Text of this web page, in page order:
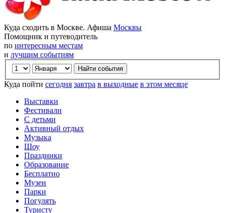
Куда сходить в Москве. Афиша Москвы
Помощник и путеводитель
по интересным местам
и лучшим событиям
Куда пойти сегодня завтра в выходные в этом месяце
Выставки
Фестивали
С детьми
Активный отдых
Музыка
Шоу
Праздники
Образование
Бесплатно
Музеи
Парки
Погулять
Туристу